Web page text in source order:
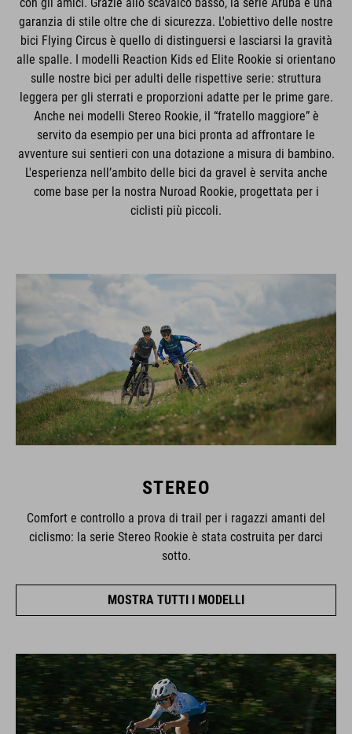
garanzia di stile oltre che di sicurezza. L'obiettivo delle nostre
bici Flying Circus è quello di distinguersi e lasciarsi la gravità
alle spalle. I modelli Reaction Kids ed Elite Rookie si orientano
sulle nostre bici per adulti delle rispettive serie: struttura
leggera per gli sterrati e proporzioni adatte per le prime gare.
Anche nei modelli Stereo Rookie, il “fratello maggiore” è
servito da esempio per una bici pronta ad affrontare le
avventure sui sentieri con una dotazione a misura di bambino.
L'esperienza nell’ambito delle bici da gravel è servita anche
come base per la nostra Nuroad Rookie, progettata per i
ciclisti più piccoli.
STEREO
Comfort e controllo a prova di trail per i ragazzi amanti del
ciclismo: la serie Stereo Rookie è stata costruita per darci
sotto.
MOSTRA TUTTI I MODELLI